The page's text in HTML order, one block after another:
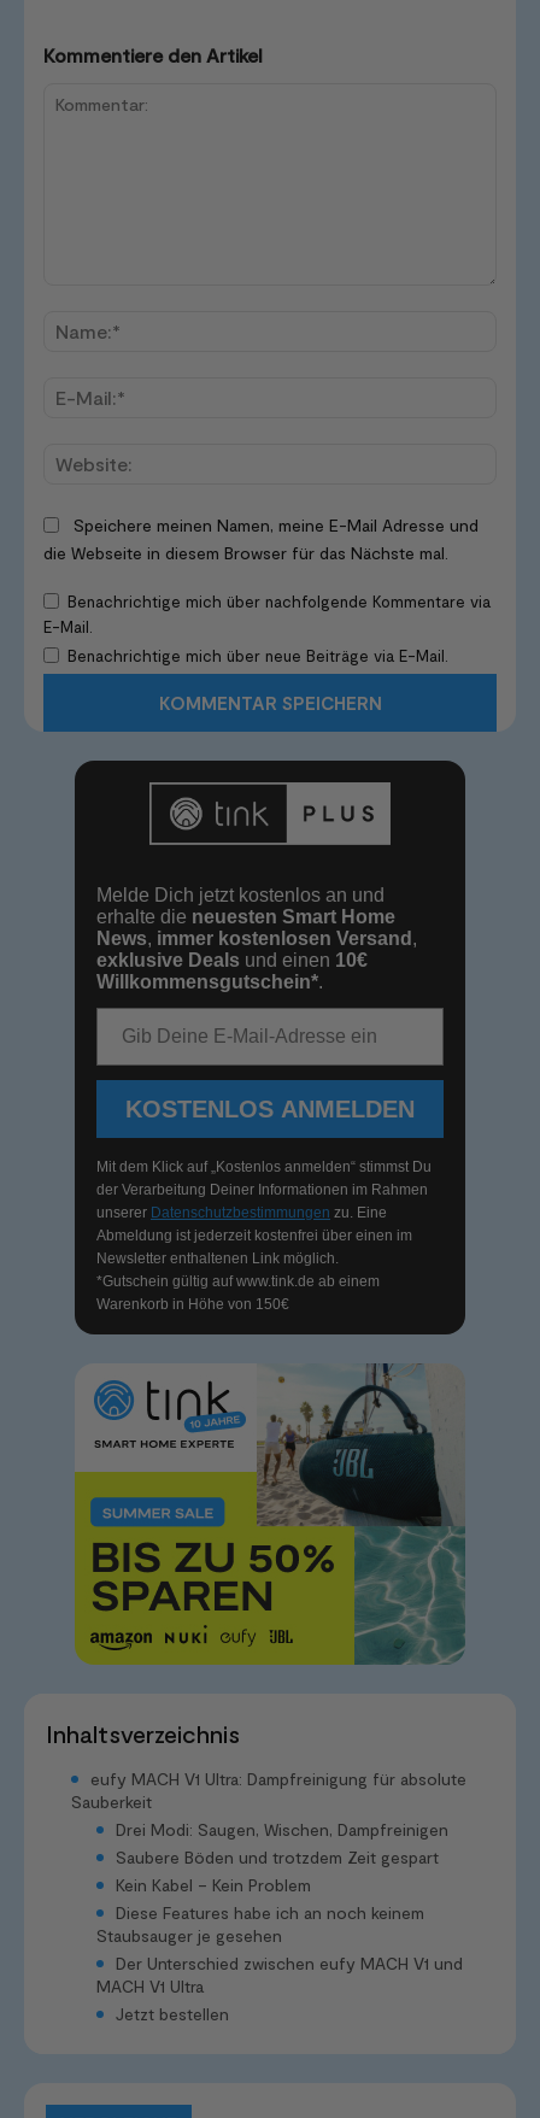
Kommentiere den Artikel
Speichere meinen Namen, meine E-Mail Adresse und
die Webseite in diesem Browser für das Nächste mal.
Benachrichtige mich über nachfolgende Kommentare via
E-Mail.
Benachrichtige mich über neue Beiträge via E-Mail.
Melde Dich jetzt kostenlos an und
erhalte die neuesten Smart Home
News, immer kostenlosen Versand ,
exklusive Deals und einen 10€
Willkommensgutschein*.
KOSTENLOS ANMELDEN
Mit dem Klick auf „Kostenlos anmelden“ stimmst Du
der Verarbeitung Deiner Informationen im Rahmen
unserer Datenschutzbestimmungen zu. Eine
Abmeldung ist jederzeit kostenfrei über einen im
Newsletter enthaltenen Link möglich.
*Gutschein gültig aufwww.tink.de ab einem
Warenkorb in Höhe von 150€
Inhaltsverzeichnis
eufy MACH V1 Ultra: Dampfreinigung für absolute
Sauberkeit
Drei Modi: Saugen, Wischen, Dampfreinigen
Saubere Böden und trotzdem Zeit gespart
Kein Kabel – Kein Problem
Diese Features habe ich an noch keinem
Staubsauger je gesehen
Der Unterschied zwischen eufy MACH V1 und
MACH V1 Ultra
Jetzt bestellen